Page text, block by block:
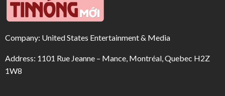
Company: United States Entertainment & Media
Address: 1101 Rue Jeanne – Mance, Montréal, Quebec H2Z
1W8